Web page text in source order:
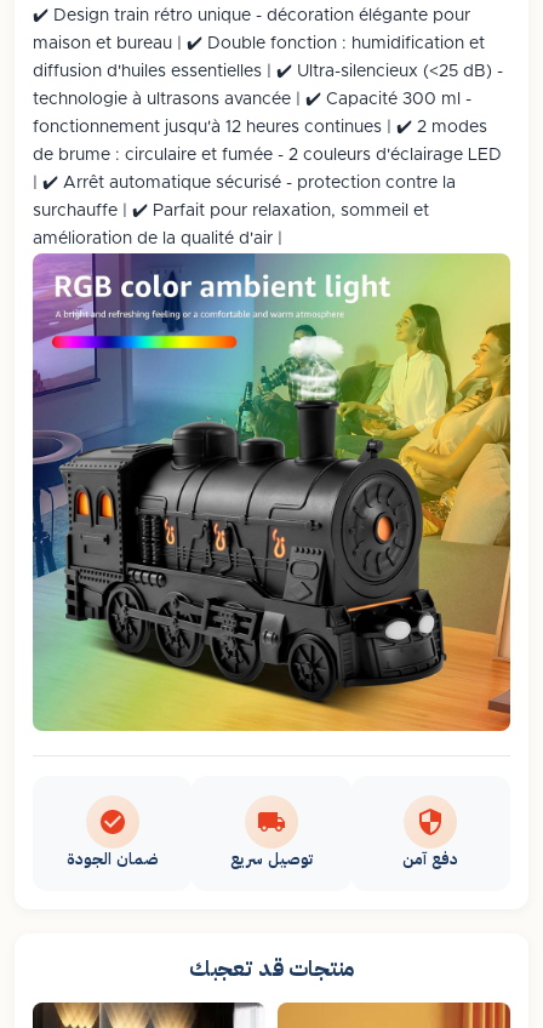
✔️ Design train rétro unique - décoration élégante pour
maison et bureau | ✔️ Double fonction : humidification et
diffusion d'huiles essentielles | ✔️ Ultra-silencieux (<25 dB) -
technologie à ultrasons avancée | ✔️ Capacité 300 ml -
fonctionnement jusqu'à 12 heures continues | ✔️ 2 modes
de brume : circulaire et fumée - 2 couleurs d'éclairage LED
| ✔️ Arrêt automatique sécurisé - protection contre la
surchauffe | ✔️ Parfait pour relaxation, sommeil et
amélioration de la qualité d'air |
دفع آمن توصيل سريع ضمان الجودة
منتجات قد تعجبك